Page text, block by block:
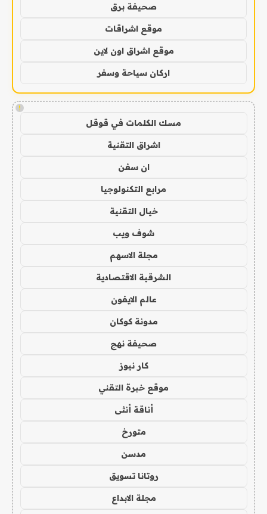
صحيفة برق
موقع اشراقات
موقع اشراق اون لاين
اركان سياحة وسفر
!
مسك الكلمات في قوقل
اشراق التقنية
ان سفن
مرابع التكنولوجيا
خيال التقنية
شوف ويب
مجلة الاسهم
الشرقية الاقتصادية
عالم الايفون
مدونة كوكان
صحيفة نهج
كار نيوز
موقع خبرة التقني
أناقة أنثى
متورخ
مدسن
روتانا تسويق
مجلة الابداع